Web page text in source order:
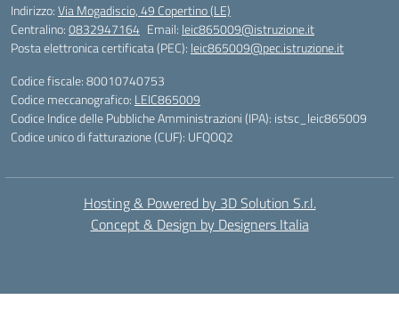
Indirizzo:Via Mogadiscio, 49 Copertino (LE)
Centralino:0832947164 Email: leic865009@istruzione.it
Posta elettronica certificata (PEC): leic865009@pec.istruzione.it
Codice fiscale: 80010740753
Codice meccanografico: LEIC865009
Codice Indice delle Pubbliche Amministrazioni (IPA): istsc_leic865009
Codice unico di fatturazione (CUF): UFQOQ2
Hosting & Powered by 3D Solution S.r.l.
Concept & Design by Designers Italia